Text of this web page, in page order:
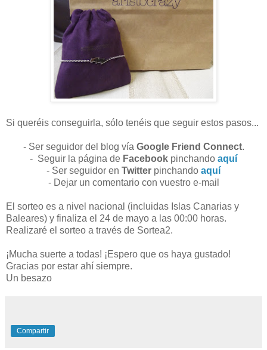
Si queréis conseguirla, sólo tenéis que seguir estos pasos...
- Ser seguidor del blog vía Google Friend Connect.
- Seguir la página de Facebook pinchando aquí
- Ser seguidor en Twitter pinchando aquí
- Dejar un comentario con vuestro e-mail
El sorteo es a nivel nacional (incluidas Islas Canarias y
Baleares) y finaliza el 24 de mayo a las 00:00 horas.
Realizaré el sorteo a través de Sortea2.
¡Mucha suerte a todas! ¡Espero que os haya gustado!
Gracias por estar ahí siempre.
Un besazo
Compartir